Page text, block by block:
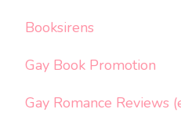
Booksirens
Gay Book Promotion
Gay Romance Reviews